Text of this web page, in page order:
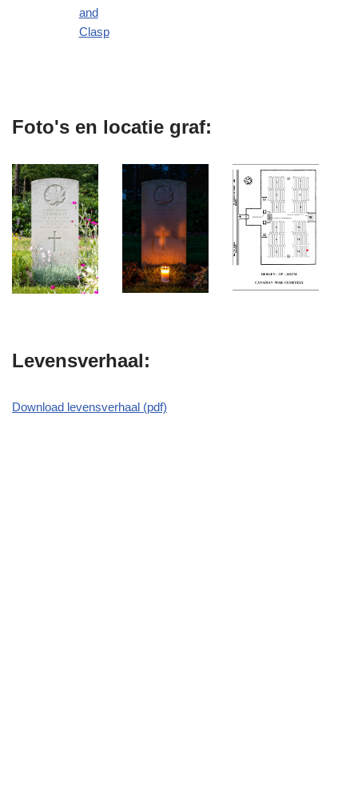
and
Clasp
Foto's en locatie graf:
Levensverhaal:
Download levensverhaal (pdf)